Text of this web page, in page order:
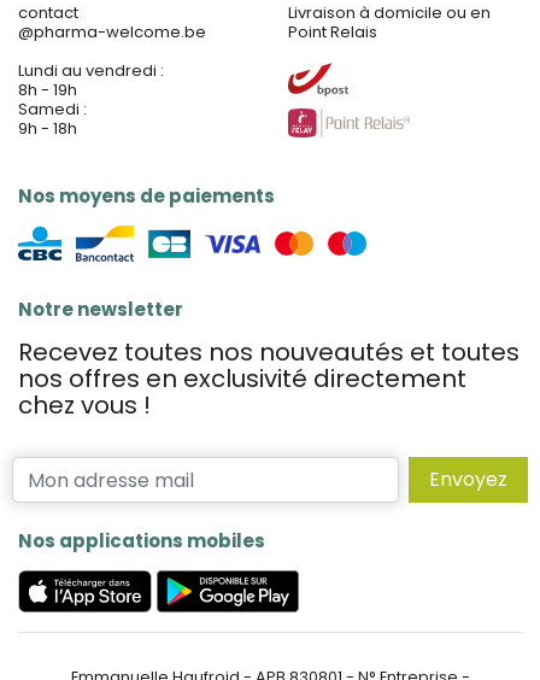
contact
@pharma-welcome.be
Lundi au vendredi :
8h - 19h
Samedi :
9h - 18h
Nos moyens de paiements
Livraison à domicile ou en
Point Relais
Notre newsletter
Recevez toutes nos nouveautés et toutes
nos offres en exclusivité directement
chez vous !
Envoyez
Nos applications mobiles